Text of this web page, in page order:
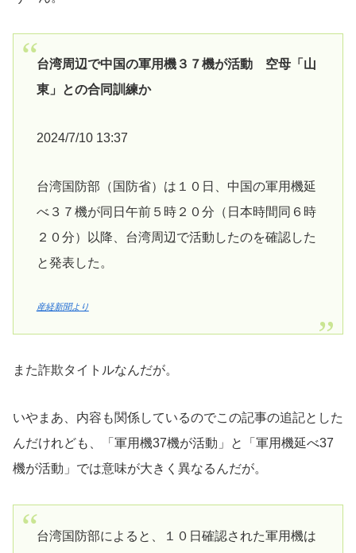
台湾周辺で中国の軍用機３７機が活動 空母「山
東」との合同訓練か
2024/7/10 13:37
台湾国防部（国防省）は１０日、中国の軍用機延
べ３７機が同日午前５時２０分（日本時間同６時
２０分）以降、台湾周辺で活動したのを確認した
と発表した。
産経新聞より
また詐欺タイトルなんだが。
いやまあ、内容も関係しているのでこの記事の追記とした
んだけれども、「軍用機37機が活動」と「軍用機延べ37
機が活動」では意味が大きく異なるんだが。
台湾国防部によると、１０日確認された軍用機は